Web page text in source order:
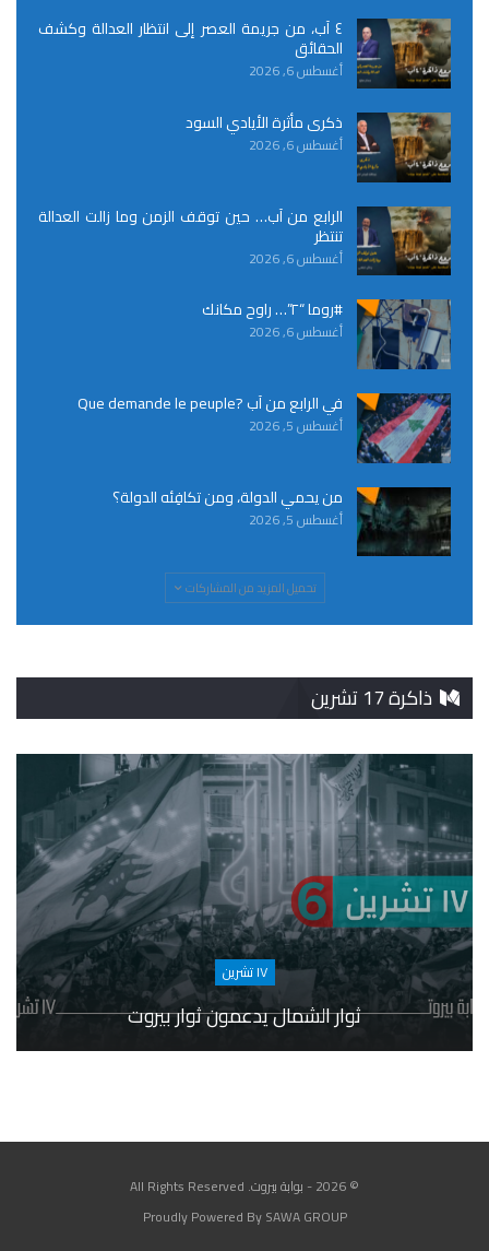
٤ آب، من جريمة العصر إلى انتظار العدالة وكشف
الحقائق
أغسطس 6, 2026
ذكرى مأثرة الأيادي السود
أغسطس 6, 2026
الرابع من آب… حين توقف الزمن وما زالت العدالة
تنتظر
أغسطس 6, 2026
#روما “٢”… راوح مكانك
أغسطس 6, 2026
في الرابع من آب ?Que demande le peuple
أغسطس 5, 2026
من يحمي الدولة، ومن تكافِئه الدولة؟
أغسطس 5, 2026
تحميل المزيد من المشاركات
ذاكرة 17 تشرين
١٧ تشرين
ثوار الشمال يدعمون ثوار بيروت
© 2026 - بوابة بيروت. All Rights Reserved
Proudly Powered By SAWA GROUP